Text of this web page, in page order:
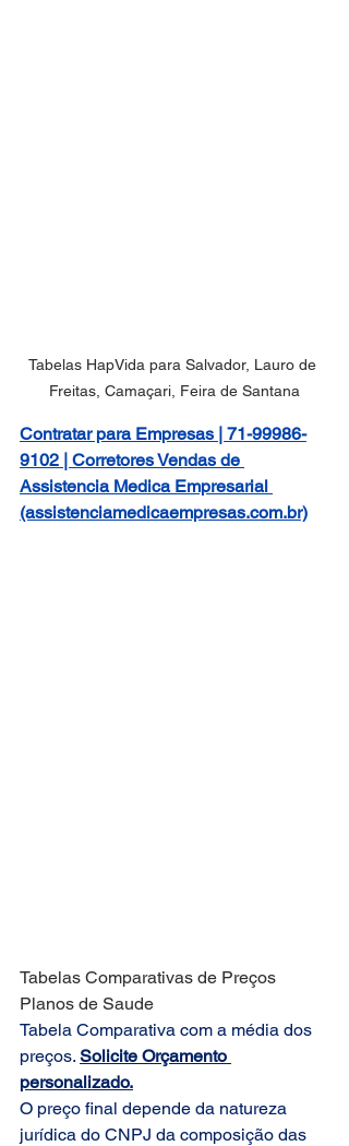
Tabelas HapVida para Salvador, Lauro de
Freitas, Camaçari, Feira de Santana
Contratar para Empresas | 71-99986-
9102 | Corretores Vendas de
Assistencia Medica Empresarial
(assistenciamedicaempresas.com.br)
Tabelas Comparativas de Preços
Planos de Saude
Tabela Comparativa com a média dos
preços. Solicite Orçamento
personalizado.
O preço final depende da natureza
jurídica do CNPJ da composição das